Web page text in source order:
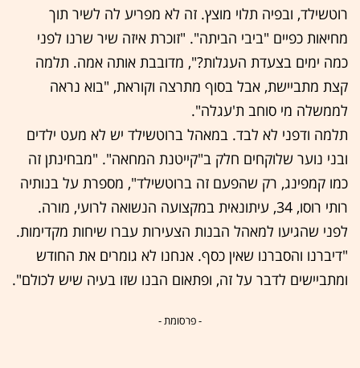
רוטשילד, ובפיה תלוי מוצץ. זה לא מפריע לה לשיר תוך
מחיאות כפיים "ביבי הביתה". "זוכרת איזה שיר שרנו לפני
כמה ימים בצעדת העגלות?", מדובבת אותה אמה. תלמה
קצת מתביישת, אבל בסוף מתרצה וקוראת, "בוא נראה
לממשלה מי סוחב ת'עגלה".
תלמה ודפני לא לבד. במאהל ברוטשילד יש לא מעט ילדים
ובני נוער שלוקחים חלק ב"קייטנת המחאה". "מבחינתן זה
כמו קמפינג, רק שהפעם זה ברוטשילד", מספרת על בנותיה
רותי רוסו, 34, עיתונאית במקצועה הנשואה לרועי, מורה.
לפני שהגיעו למאהל הבנות הצעירות עברו שיחות מקדימות.
"דיברנו והסברנו שאין כסף. אנחנו לא גומרים את החודש
ומתביישים לדבר על זה, ופתאום הבנו שזו בעיה שיש לכולם".
- פרסומת -